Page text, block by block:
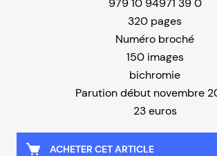
320 pages
Numéro broché
150 images
bichromie
Parution début novembre
23 euros
ACHETER CET ARTICLE